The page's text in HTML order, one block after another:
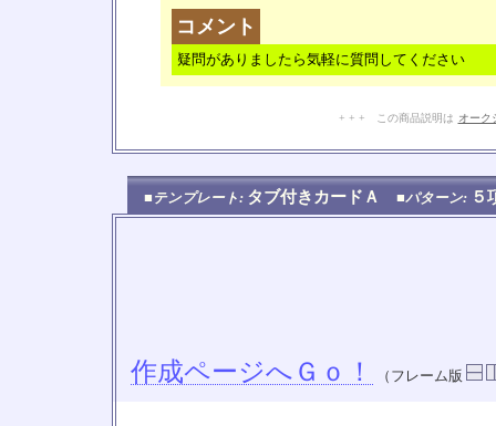
コメント
疑問がありましたら気軽に質問してください
+ + + この商品説明は オーク
■テンプレート: タブ付きカードＡ ■パターン:
作成ページへＧｏ！ （フレーム版